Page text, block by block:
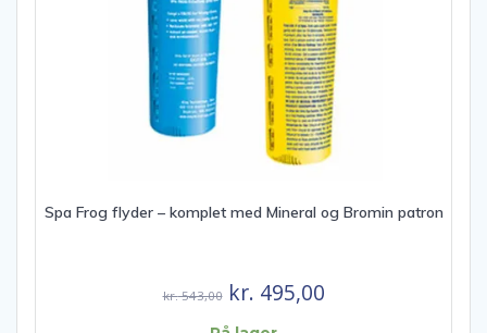
Spa Frog flyder – komplet med Mineral og Bromin patron
kr.543,00 Den
oprindelige
kr. 495,00Den